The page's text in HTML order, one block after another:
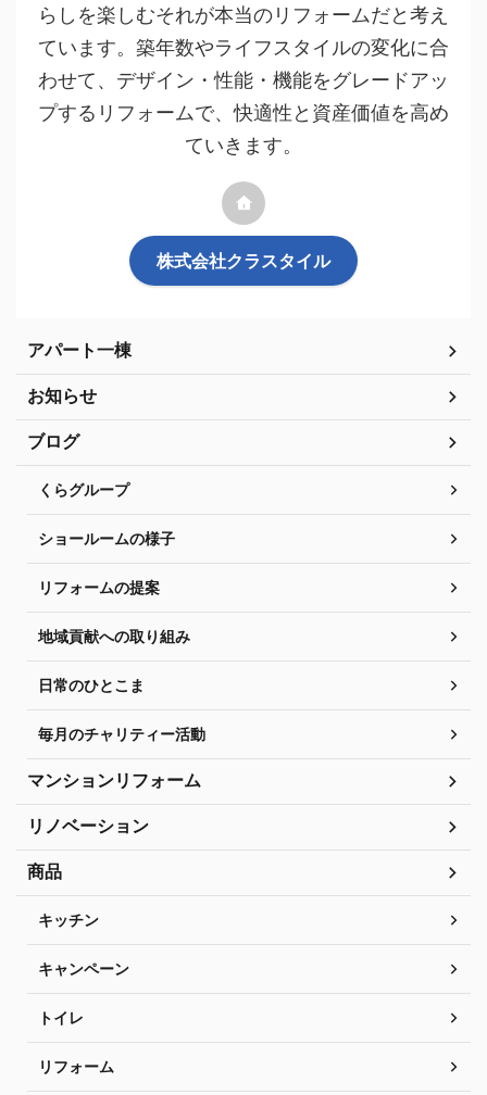
らしを楽しむそれが本当のリフォームだと考え
ています。築年数やライフスタイルの変化に合
わせて、デザイン・性能・機能をグレードアッ
プするリフォームで、快適性と資産価値を高め
ていきます。
株式会社クラスタイル
アパート一棟
お知らせ
ブログ
くらグループ
ショールームの様子
リフォームの提案
地域貢献への取り組み
日常のひとこま
毎月のチャリティー活動
マンションリフォーム
リノベーション
商品
キッチン
キャンペーン
トイレ
リフォーム